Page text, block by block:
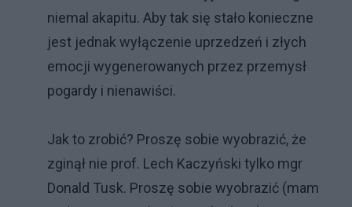
niemal akapitu. Aby tak się stało konieczne
jest jednak wyłączenie uprzedzeń i złych
emocji wygenerowanych przez przemysł
pogardy i nienawiści.
Jak to zrobić? Proszę sobie wyobrazić, że
zginął nie prof. Lech Kaczyński tylko mgr
Donald Tusk. Proszę sobie wyobrazić (mam